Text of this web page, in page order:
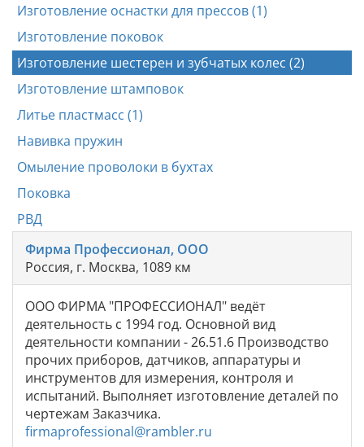
Изготовление оснастки для прессов (1)
Изготовление поковок
Изготовление шестерен и зубчатых колес (2)
Изготовление штамповок
Литье пластмасс (1)
Навивка пружин
Омыление проволоки в бухтах
Поковка
РВД
Фирма Профессионал, ООО
Россия, г. Москва, 1089 км
ООО ФИРМА "ПРОФЕССИОНАЛ" ведёт
деятельность с 1994 год. Основной вид
деятельности компании - 26.51.6 Производство
прочих приборов, датчиков, аппаратуры и
инструментов для измерения, контроля и
испытаний. Выполняет изготовление деталей по
чертежам Заказчика.
firmaprofessional@rambler.ru